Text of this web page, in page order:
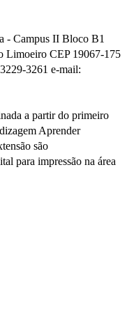
- Campus II Bloco B1
Limoeiro CEP 19067-175
3261 e-mail:
a partir do primeiro
Aprender
são
para impressão na área